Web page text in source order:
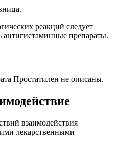
реакций следует
антигистаминные препараты.
Простатилен не описаны.
взаимодействия
лекарственными